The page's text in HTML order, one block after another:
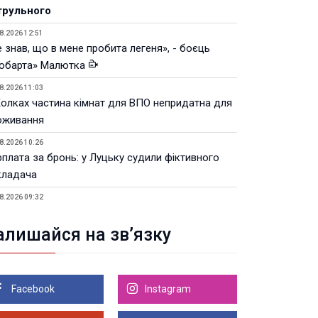
12:51
знав, що в мене пробита легеня», - боєць
Малютка
11:03
частина кімнат для ВПО непридатна для
10:26
за бронь: у Луцьку судили фіктивного
09:32
21:18
телеоб'єктивів Sigma Sports та Sony G-
21:00
на 99,9% готовий новий Державний
на зв’язку
Facebook Instagram